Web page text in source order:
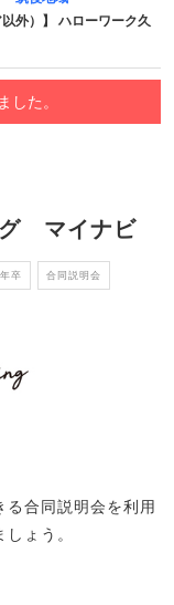
外）】 ハローワーク久
した。
グ マイナビ
卒 合同説明会
合同説明会を利用
ょう。